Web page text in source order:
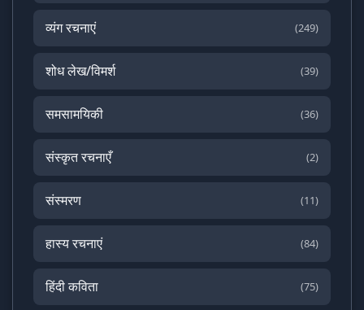
व्यंग रचनाएं (249)
शोध लेख/विमर्श (39)
समसामयिकी (36)
संस्कृत रचनाएँ (2)
संस्मरण (11)
हास्य रचनाएं (84)
हिंदी कविता (75)